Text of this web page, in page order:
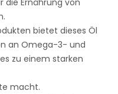
bietet dieses Öl
an Omega-3- und
zu einem starken
macht.